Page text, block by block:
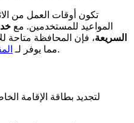
تكون أوقات العمل من
المواعيد للمستخدمين. مع
السريعة، فإن المحافظة متاحة
مما يوفر لـ.
لتجديد بطاقة الإقامة